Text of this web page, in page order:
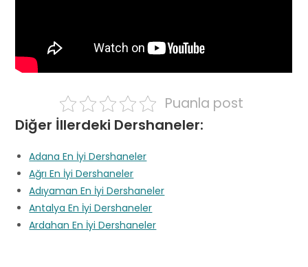
Puanla post
Diğer İllerdeki Dershaneler:
Adana En İyi Dershaneler
Ağrı En İyi Dershaneler
Adıyaman En İyi Dershaneler
Antalya En İyi Dershaneler
Ardahan En İyi Dershaneler